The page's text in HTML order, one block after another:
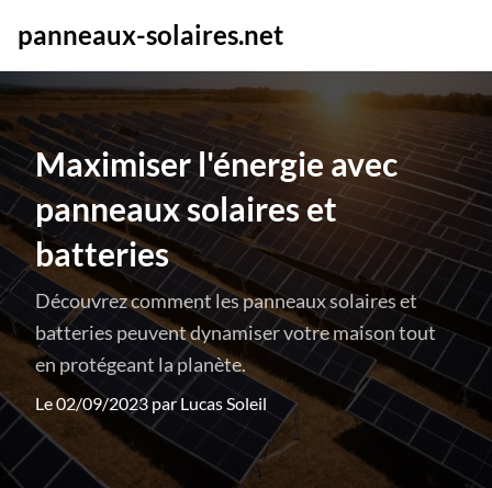
panneaux-solaires.net
Maximiser l'énergie avec
panneaux solaires et
batteries
Découvrez comment les panneaux solaires et
batteries peuvent dynamiser votre maison tout
en protégeant la planète.
Le 02/09/2023 parLucas Soleil